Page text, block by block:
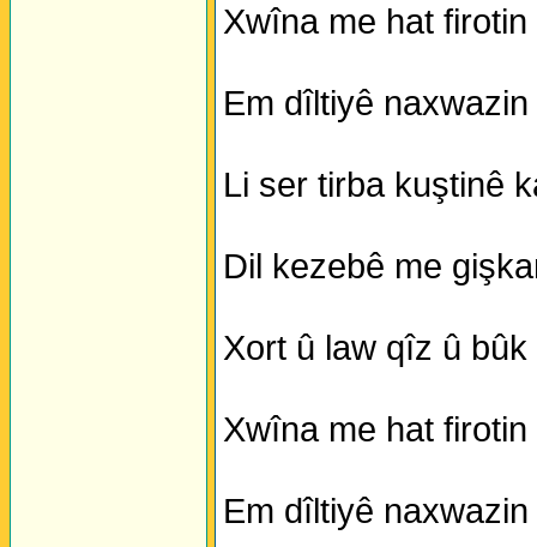
Xwîna me hat
Em dîltiyê
Li ser tirba kuştinê
Dil kezebê me
Xort û law qîz û
Xwîna me hat
Em dîltiyê